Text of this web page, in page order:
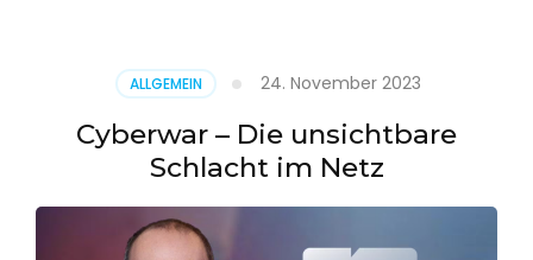
ALLGEMEIN 24. November 2023
Cyberwar – Die unsichtbare
Schlacht im Netz